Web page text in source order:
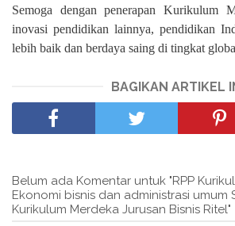
Semoga dengan penerapan Kurikulum
inovasi pendidikan lainnya, pendidikan
lebih baik dan berdaya saing di tingkat
BAGIKAN ARTIKEL
Belum ada Komentar untuk "RPP
Ekonomi bisnis dan administrasi umum
Kurikulum Merdeka Jurusan Bisnis Ritel"